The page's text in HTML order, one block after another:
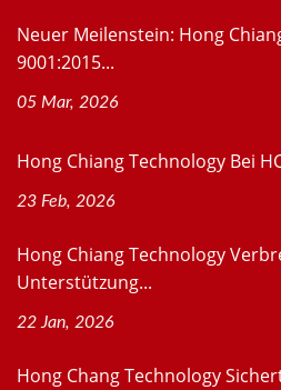
Neuer Meilenstein: Hong
9001:2015...
05 Mar, 2026
Hong Chiang Technology Bei
23 Feb, 2026
Hong Chiang Technology
Unterstützung...
22 Jan, 2026
Hong Chang Technology